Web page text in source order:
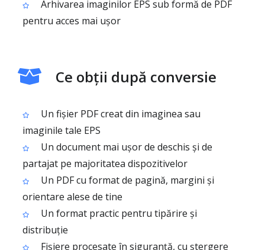
Arhivarea imaginilor EPS sub formă de PDF
pentru acces mai ușor
Ce obții după conversie
Un fișier PDF creat din imaginea sau
imaginile tale EPS
Un document mai ușor de deschis și de
partajat pe majoritatea dispozitivelor
Un PDF cu format de pagină, margini și
orientare alese de tine
Un format practic pentru tipărire și
distribuție
Fișiere procesate în siguranță, cu ștergere